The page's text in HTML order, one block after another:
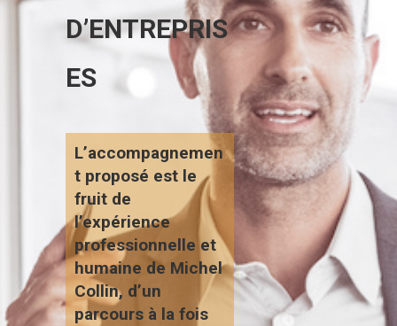
D’ENTREPRIS
ES
L’accompagnemen
t proposé est le
fruit de
l’expérience
professionnelle et
humaine de Michel
Collin, d’un
parcours à la fois